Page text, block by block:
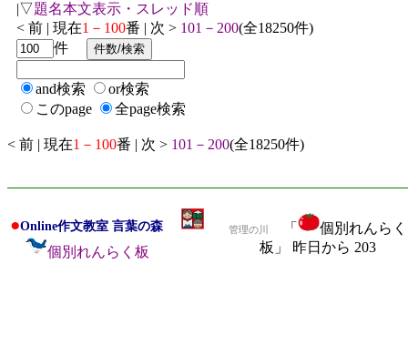
|▽題名本文表示・スレッド順
< 前 | 現在1－100番 | 次 > 101－200(全18250件)
件
and検索
or検索
このpage
全page検索
< 前 | 現在1－100番 | 次 > 101－200(全18250件)
●Online作文教室 言葉の森
個別れんらく板
管理の川 「
個別れんらく
板」 昨日から 203